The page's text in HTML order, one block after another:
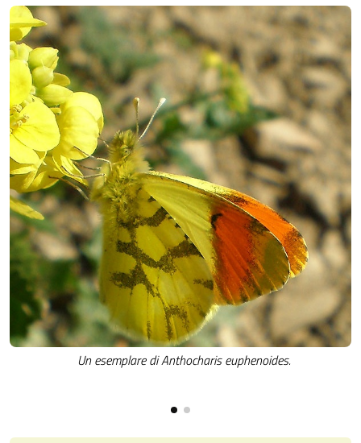
Un esemplare di Anthocharis euphenoides.